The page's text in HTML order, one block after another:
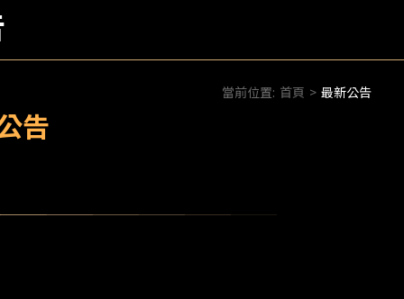
當前位置: 首頁 > 最新公告
告